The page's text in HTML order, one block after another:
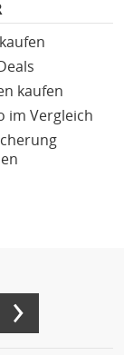
kaufen
im Vergleich